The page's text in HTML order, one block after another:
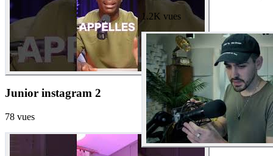
Junior instagram 2
78 vues
1.2K vues